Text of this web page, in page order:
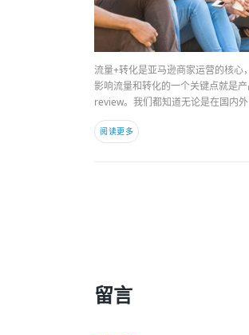
流量+转化是亚马逊商家运营的核心
影响流量和转化的一个关键点就是产
review。我们都知道无论是在国内外
阅读更多
留言